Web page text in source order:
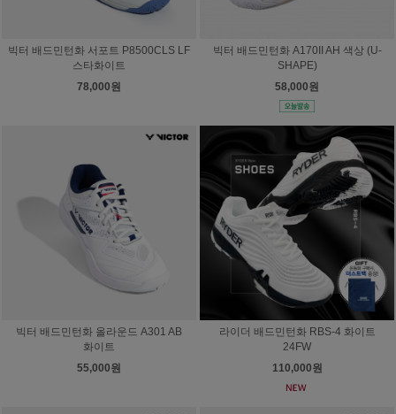
빅터 배드민턴화 서포트 P8500CLS LF
스타화이트
78,000원
빅터 배드민턴화 A170II AH 색상 (U-
SHAPE)
58,000원
빅터 배드민턴화 올라운드 A301 AB
화이트
55,000원
라이더 배드민턴화 RBS-4 화이트
24FW
110,000원